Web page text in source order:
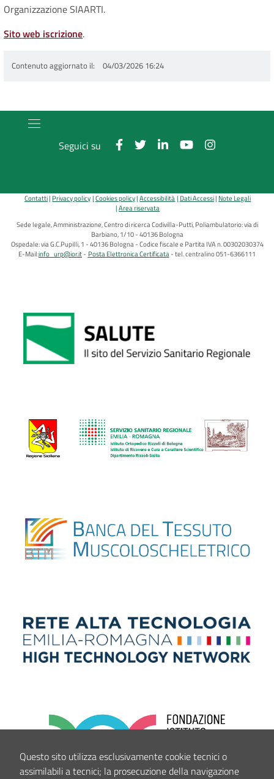
Organizzazione SIAARTI.
Sito web iscrizione.
Contenuto aggiornato il 04/03/2026 16:24
Seguici su
Contatti Privacy policy Cookies policy Accessibilità Dati Accessi Note Legali
Area riservata
Sede legale, Amministrazione, Centro di ricerca Codivilla-Putti, Poliambulatorio: via di
Barbiano, 1/10 - 40136 Bologna
Ospedale: via G.C.Pupilli, 1 - 40136 Bologna - Codice fiscale e Partita IVA n. 00302030374
E-Mail:info_urp@ior.it Posta Elettronica Certificata tel. centralino 051-6366111
Questo sito utilizza esclusivamente cookie tecnici o
assimilabili a tecnici; la prosecuzione della navigazione